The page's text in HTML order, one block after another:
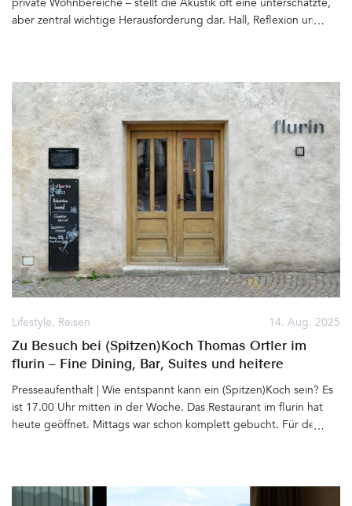
private Wohnbereiche – stellt die Akustik oft eine unterschätzte,
aber zentral wichtige Herausforderung dar. Hall, Reflexion und
Unternehmen AKUART an – mit Akustiklösungen, die nicht nur
technisch effektiv, sondern auch ästhetisch und schön sind&hellip
14. Aug. 2025
Lifestyle, Reisen
Zu Besuch bei (Spitzen)Koch Thomas Ortler im
flurin – Fine Dining, Bar, Suites und heitere
Gelassenheit
Presseaufenthalt | Wie entspannt kann ein (Spitzen)Koch sein? Es
ist 17.00 Uhr mitten in der Woche. Das Restaurant im flurin hat
heute geöffnet. Mittags war schon komplett gebucht. Für den
überquert. In Glurns, dem kleinsten Städtchen Italiens, kennt und